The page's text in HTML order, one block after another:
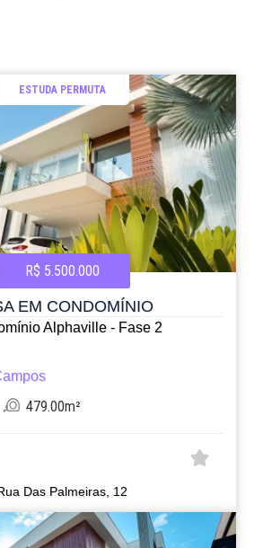
ESTUDA PERMUTA
R$ 5.500.000
EM CONDOMÍNIO
Alphaville - Fase 2
479.00m²
Das Palmeiras, 12